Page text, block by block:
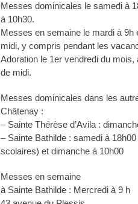
Messes dominicales le samedi à
à 10h30.
Messes en semaine le mardi à 9h
midi, y compris pendant les
Adoration le 1er vendredi du
de midi.
Messes dominicales dans les
Châtenay :
– Sainte Thérèse d’Avila :
– Sainte Bathilde : samedi à
scolaires) et dimanche à 10h00
Messes en semaine
à Sainte Bathilde : Mercredi à 9 h